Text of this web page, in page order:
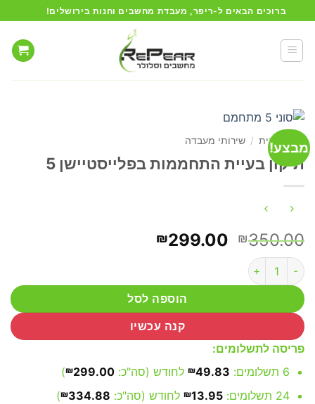
to
content
ברוכים הבאים ל-ריפר, מעבדת מחשבים וחנות בירושלים!
מבצע!
עמוד הבית / שירותי מעבדה
תיקון בעיית התחממות בפלייסטיישן 5
₪350.00
המחיר
₪350.00.
₪299.00
₪299.00.
כמות של תיקון בעיית התחממות בפלייסטיישן 5
הוספה לסל
קנה עכשיו
פריסה לתשלומים:
6 תשלומים:
₪49.83 לחודש (סה"כ: ₪299.00
)
24 תשלומים:
₪13.95 לחודש (סה"כ: ₪334.88
)